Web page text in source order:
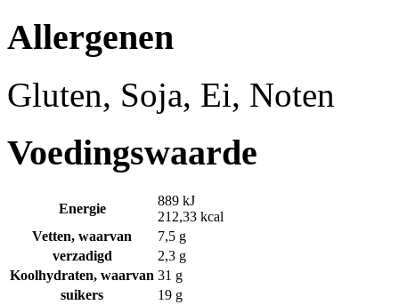
Allergenen
Gluten, Soja, Ei, Noten
Voedingswaarde
Energie
889 kJ
212,33 kcal
Vetten, waarvan
7,5 g
verzadigd
2,3 g
Koolhydraten, waarvan 31 g
suikers
19 g